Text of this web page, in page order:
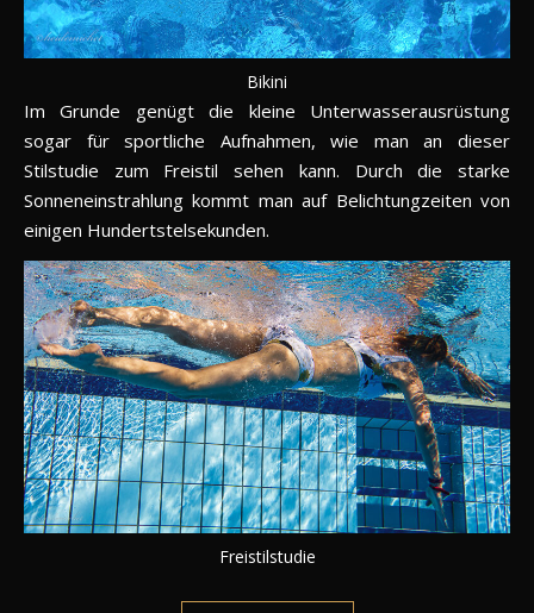
Bikini
Im Grunde genügt die kleine Unterwasserausrüstung
sogar für sportliche Aufnahmen, wie man an dieser
Stilstudie zum Freistil sehen kann. Durch die starke
Sonneneinstrahlung kommt man auf Belichtungzeiten von
einigen Hundertstelsekunden.
Freistilstudie